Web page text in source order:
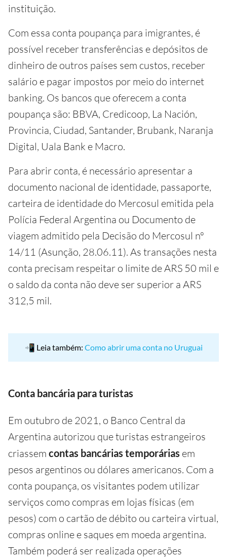
instituição.
Com essa conta poupança para imigrantes, é
possível receber transferências e depósitos de
dinheiro de outros países sem custos, receber
salário e pagar impostos por meio do internet
banking. Os bancos que oferecem a conta
poupança são: BBVA, Credicoop, La Nación,
Provincia, Ciudad, Santander, Brubank, Naranja
Digital, Uala Bank e Macro.
Para abrir conta, é necessário apresentar a
documento nacional de identidade, passaporte,
carteira de identidade do Mercosul emitida pela
Polícia Federal Argentina ou Documento de
viagem admitido pela Decisão do Mercosul nº
14/11 (Asunção, 28.06.11). As transações nesta
conta precisam respeitar o limite de ARS 50 mil e
o saldo da conta não deve ser superior a ARS
312,5 mil.
📲 Leia também: Como abrir uma conta no Uruguai
Conta bancária para turistas
Em outubro de 2021, o Banco Central da
Argentina autorizou que turistas estrangeiros
criassem contas bancárias temporárias em
pesos argentinos ou dólares americanos. Com a
conta poupança, os visitantes podem utilizar
serviços como compras em lojas físicas (em
pesos) com o cartão de débito ou carteira virtual,
compras online e saques em moeda argentina.
Também poderá ser realizada operações